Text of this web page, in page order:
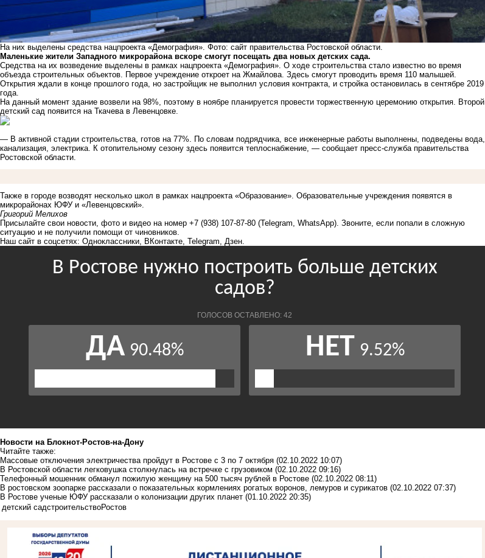
На них выделены средства нацпроекта «Демография». Фото: сайт правительства Ростовской области.
Маленькие жители Западного микрорайона вскоре смогут посещать два новых детских сада.
Средства на их возведение выделены в рамках нацпроекта «Демография». О ходе строительства стало известно во время
объезда строительных объектов. Первое учреждение откроет на Жмайлова. Здесь смогут проводить время 110 малышей.
Открытия ждали в конце прошлого года, но застройщик не выполнил условия контракта, и стройка остановилась в сентябре 2019
года.
На данный момент здание возвели на 98%, поэтому в ноябре планируется провести торжественную церемонию открытия. Второй
детский сад появится на Ткачева в Левенцовке.
— В активной стадии строительства, готов на 77%. По словам подрядчика, все инженерные работы выполнены, подведены вода,
канализация, электрика. К отопительному сезону здесь появится теплоснабжение, — сообщает пресс-служба правительства
Ростовской области.
Также в городе возводят несколько школ в рамках нацпроекта «Образование». Образовательные учреждения появятся в
микрорайонах ЮФУ и «Левенцовский».
Григорий Мелихов
Присылайте свои новости, фото и видео на номер +7 (938) 107-87-80 (Telegram, WhatsApp). Звоните, если попали в сложную
ситуацию и не получили помощи от чиновников.
Наш сайт в соцсетях: Одноклассники ВКонтакте Telegram Дзен
Новости на Блoкнoт-Ростов-на-Дону
Читайте также:
Массовые отключения электричества пройдут в Ростове с 3 по 7 октября (02.10.2022 10:07)
В Ростовской области легковушка столкнулась на встречке с грузовиком (02.10.2022 09:16)
Телефонный мошенник обманул пожилую женщину на 500 тысяч рублей в Ростове (02.10.2022 08:11)
В ростовском зоопарке рассказали о показательных кормлениях рогатых воронов, лемуров и сурикатов (02.10.2022 07:37)
В Ростове ученые ЮФУ рассказали о колонизации других планет (01.10.2022 20:35)
детский садстроительствоРостов